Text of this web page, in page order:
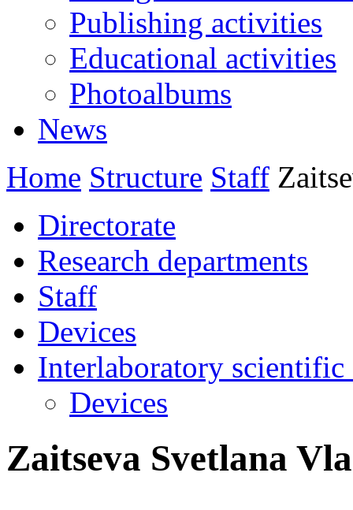
Publishing activities
Educational activities
Photoalbums
News
Home Structure Staff
Directorate
Research departments
Staff
Devices
Interlaboratory scientific
Devices
Zaitseva Svetlana